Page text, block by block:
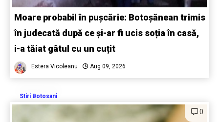
Moare probabil în pușcărie: Botoșănean trimis
în judecată după ce și-ar fi ucis soția în casă,
i-a tăiat gâtul cu un cuțit
Estera Vicoleanu Aug 09, 2026
Stiri Botosani
0